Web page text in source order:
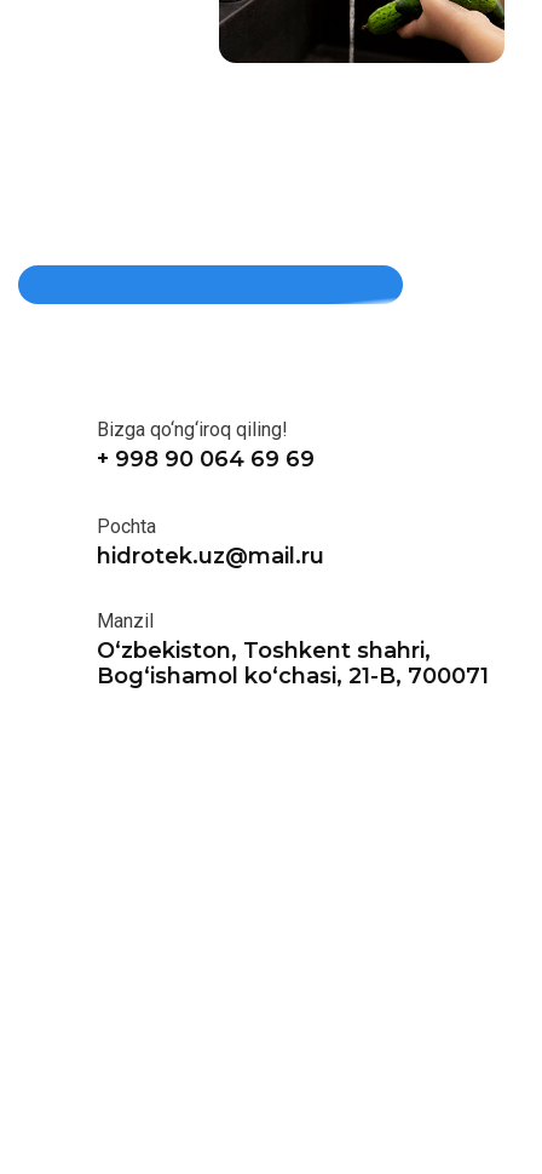
Bizga qo‘ng‘iroq qiling!
+ 998 90 064 69 69
Pochta
hidrotek.uz@mail.ru
Manzil
O‘zbekiston, Toshkent shahri,
Bog‘ishamol ko‘chasi, 21-B, 700071